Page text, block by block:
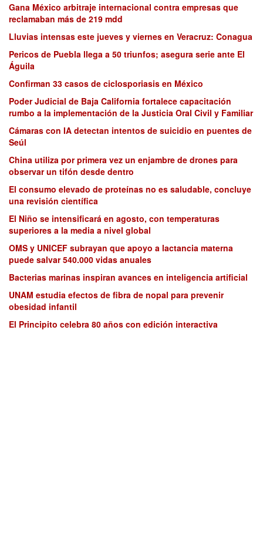
Gana México arbitraje internacional contra empresas que
reclamaban más de 219 mdd
Lluvias intensas este jueves y viernes en Veracruz: Conagua
Pericos de Puebla llega a 50 triunfos; asegura serie ante El
Águila
Confirman 33 casos de ciclosporiasis en México
Poder Judicial de Baja California fortalece capacitación
rumbo a la implementación de la Justicia Oral Civil y Familiar
Cámaras con IA detectan intentos de suicidio en puentes de
Seúl
China utiliza por primera vez un enjambre de drones para
observar un tifón desde dentro
El consumo elevado de proteínas no es saludable, concluye
una revisión científica
El Niño se intensificará en agosto, con temperaturas
superiores a la media a nivel global
OMS y UNICEF subrayan que apoyo a lactancia materna
puede salvar 540.000 vidas anuales
Bacterias marinas inspiran avances en inteligencia artificial
UNAM estudia efectos de fibra de nopal para prevenir
obesidad infantil
El Principito celebra 80 años con edición interactiva